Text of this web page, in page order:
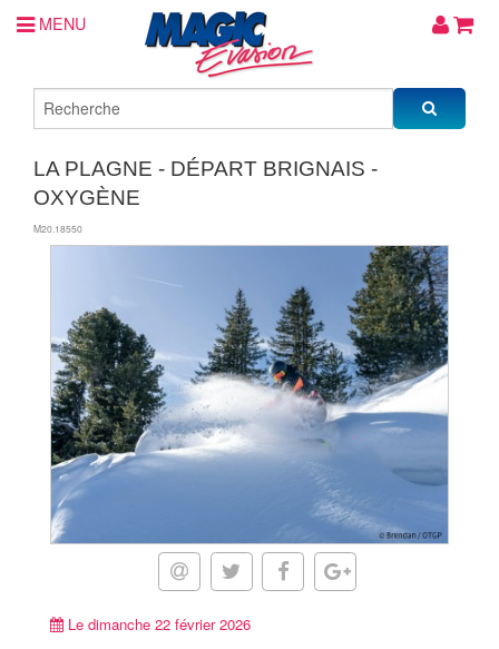
MENU
LA PLAGNE - DÉPART BRIGNAIS -
OXYGÈNE
M20.18550
Le dimanche 22 février 2026